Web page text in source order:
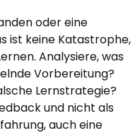
oder eine
ist keine Katastrophe,
Analysiere, was
Vorbereitung?
Lernstrategie?
und nicht als
auch eine